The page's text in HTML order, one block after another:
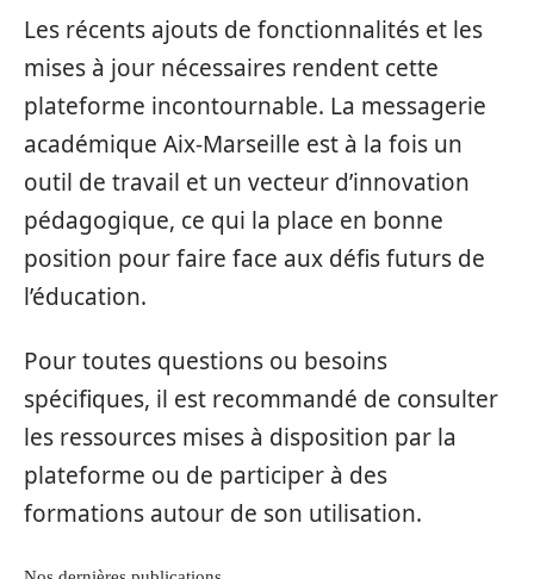
Les récents ajouts de fonctionnalités et les
mises à jour nécessaires rendent cette
plateforme incontournable. La messagerie
académique Aix-Marseille est à la fois un
outil de travail et un vecteur d’innovation
pédagogique, ce qui la place en bonne
position pour faire face aux défis futurs de
l’éducation.
Pour toutes questions ou besoins
spécifiques, il est recommandé de consulter
les ressources mises à disposition par la
plateforme ou de participer à des
formations autour de son utilisation.